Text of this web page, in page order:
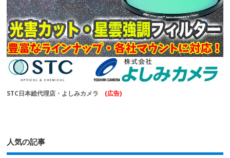
STC日本総代理店・よしみカメラ (広告)
人気の記事